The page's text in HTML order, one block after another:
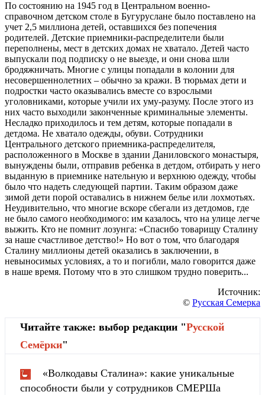
По состоянию на 1945 год в Центральном военно-
справочном детском столе в Бугуруслане было поставлено на
учет 2,5 миллиона детей, оставшихся без попечения
родителей. Детские приемники-распределители были
переполнены, мест в детских домах не хватало. Детей часто
выпускали под подписку о не выезде, и они снова шли
бродяжничать. Многие с улицы попадали в колонии для
несовершеннолетних – обычно за кражи. В тюрьмах дети и
подростки часто оказывались вместе со взрослыми
уголовниками, которые учили их уму-разуму. После этого из
них часто выходили законченные криминальные элементы.
Несладко приходилось и тем детям, которые попадали в
детдома. Не хватало одежды, обуви. Сотрудники
Центрального детского приемника-распределителя,
расположенного в Москве в здании Даниловского монастыря,
вынуждены были, отправив ребенка в детдом, отбирать у него
выданную в приемнике нательную и верхнюю одежду, чтобы
было что надеть следующей партии. Таким образом даже
зимой дети порой оставались в нижнем белье или лохмотьях.
Неудивительно, что многие вскоре сбегали из детдомов, где
не было самого необходимого: им казалось, что на улице легче
выжить. Кто не помнит лозунга: «Спасибо товарищу Сталину
за наше счастливое детство!» Но вот о том, что благодаря
Сталину миллионы детей оказались в заключении, в
невыносимых условиях, а то и погибли, мало говорится даже
в наше время. Потому что в это слишком трудно поверить...
Источник:
© Русская Семерка
Читайте также: выбор редакции "Русской
Cемёрки"
«Волкодавы Сталина»: какие уникальные
способности были у сотрудников СМЕРШа